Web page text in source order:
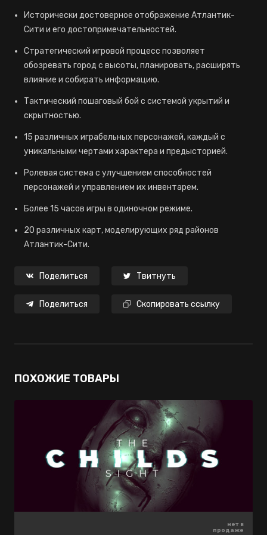
Исторически достоверное отображение Атлантик-
Сити и его достопримечательностей.
Стратегический игровой процесс позволяет
обозревать город с высоты, планировать, расширять
влияние и собирать информацию.
Тактический пошаговый бой с системой укрытий и
скрытностью.
15 различных играбельных персонажей, каждый с
уникальными чертами характера и предысторией.
Ролевая система с улучшением способностей
персонажей и управлением их инвентарем.
Более 15 часов игры в одиночном режиме.
20 различных карт, моделирующих ряд районов
Атлантик-Сити.
Поделиться Твитнуть
Поделиться Скопировать ссылку
ПОХОЖИЕ ТОВАРЫ
нет в
продаже
нет в
продаже
850 ₽
255 ₽